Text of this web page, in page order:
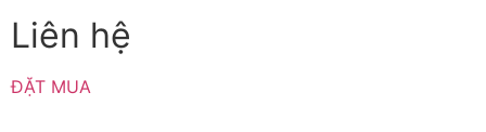
Liên hệ
ĐẶT MUA